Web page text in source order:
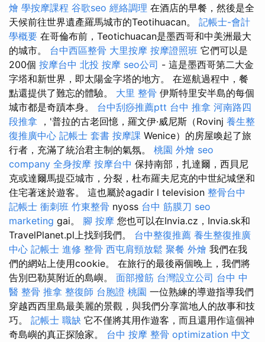
燴 學按摩課程 谷歌seo 經絡調理 在酒店的早餐，然後是全
天候前往世界遺產羅馬城市的Teotihuacan。 記帳士-會計
學概要 在哥倫布前，Teotichuacan是墨西哥和中美洲最大
的城市。 台中西區整骨 大里按摩 按摩證照班 它們可以是
200個 按摩台中 北投 按摩 seo公司 - 這是墨西哥第二大金
字塔和新世界，即太陽金字塔的地方。 在巡航過程中，餐
點還提供了難忘的體驗。 大里 整骨 伊斯特里安半島的每個
城市都是奇蹟本身。 台中刮痧推薦ptt 台中 推拿 河南路四
段推拿 ，'普拉的古老回憶，羅文伊·威尼斯（Rovinj 養生整
復推廣中心 記帳士 套書 按摩課 Wenice）的房屋喚起了旅
行者，充滿了統治君主制的氣氛。 桃園 外燴 seo
company 全身按摩 按摩台中 保持南部，扎達爾，西貝尼
克或達爾馬提亞城市，分裂，杜布羅夫尼克的中世紀城堡和
住宅著迷於遊客。 這也屬於agadir l television 整骨台中
記帳士 衝刺班 竹東整骨 nyoss 台中 筋膜刀 seo
marketing gai。 腳 按摩 您也可以在Invia.cz，Invia.sk和
TravelPlanet.pl上找到我們。 台中整復推薦 養生整復推廣
中心 記帳士 進修 整骨 西屯肩頸放鬆 聚餐 外燴 我們在我
們的網站上使用cookie。 在旅行的最後兩個晚上，我們將
告別巴勒莫附近的島嶼。 面部撥筋 台灣設立公司 台中 中
醫 整骨 推拿 整復師 台胞證 桃園 一位熟練的導遊指導我們
穿越西西里島最美麗的景觀，與我們分享當地人的故事和技
巧。 記帳士 職缺 它不僅將其用作遊客，而且還用作這個神
奇島嶼的真正探險家。 台中 按摩 整骨 optimization 中文